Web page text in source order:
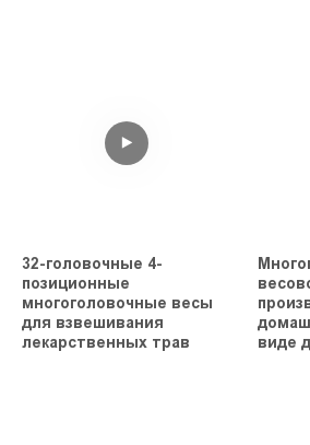
32-головочные 4-
позиционные
многоголовочные весы
для взвешивания
лекарственных трав
виде